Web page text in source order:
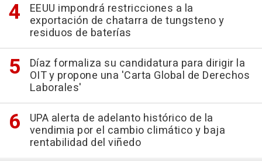
EEUU impondrá restricciones a la
exportación de chatarra de tungsteno y
residuos de baterías
Díaz formaliza su candidatura para dirigir la
OIT y propone una 'Carta Global de Derechos
Laborales'
UPA alerta de adelanto histórico de la
vendimia por el cambio climático y baja
rentabilidad del viñedo